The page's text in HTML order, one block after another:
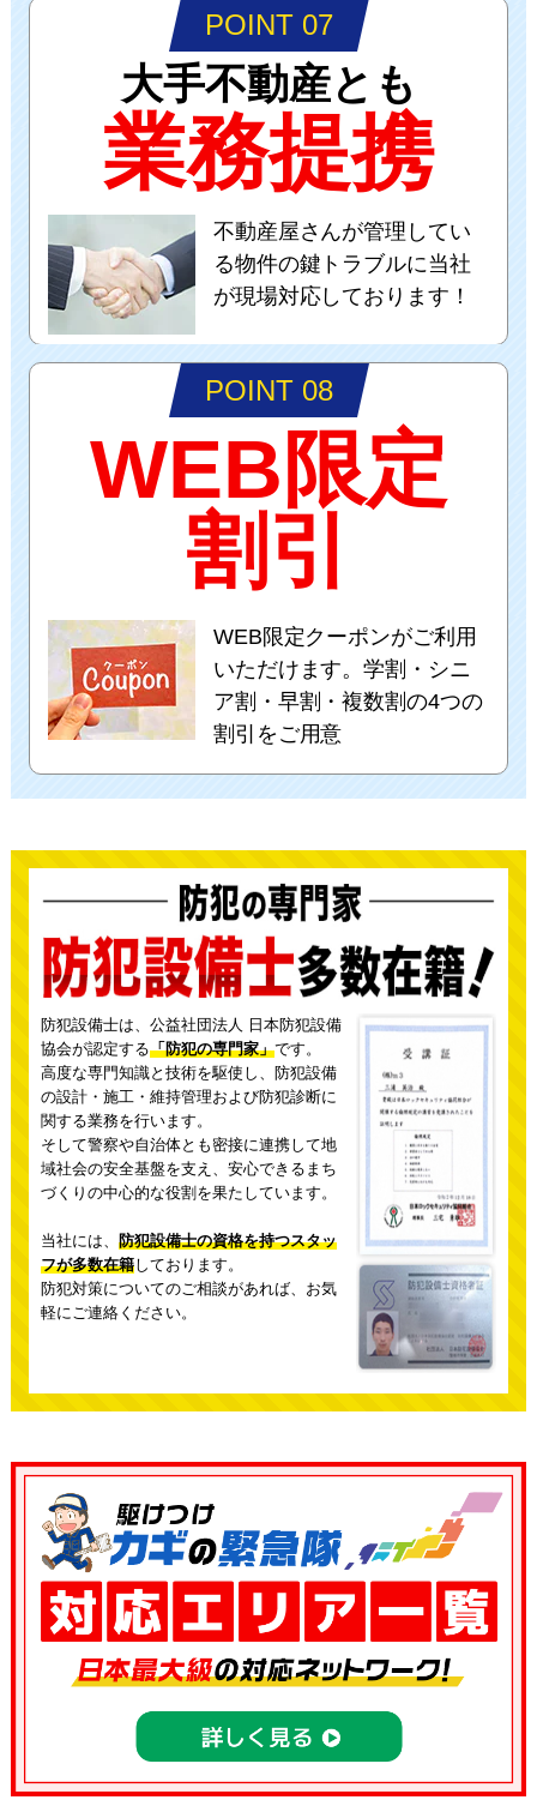
POINT 07
大手不動産とも
業務提携
不動産屋さんが管理してい
る物件の鍵トラブルに当社
が現場対応しております！
POINT 08
WEB限定
割引
WEB限定クーポンがご利用
いただけます。学割・シニ
ア割・早割・複数割の4つの
割引をご用意
防犯設備士は、公益社団法人 日本防犯設備
協会が認定する「防犯の専門家」です。
高度な専門知識と技術を駆使し、防犯設備
の設計・施工・維持管理および防犯診断に
関する業務を行います。
そして警察や自治体とも密接に連携して地
域社会の安全基盤を支え、 安心できるまち
づくりの中心的な役割を果たしています。
当社には、 防犯設備士の資格を持つスタッ
フが多数在籍しております。
防犯対策についてのご相談があれば、お気
軽にご連絡ください。